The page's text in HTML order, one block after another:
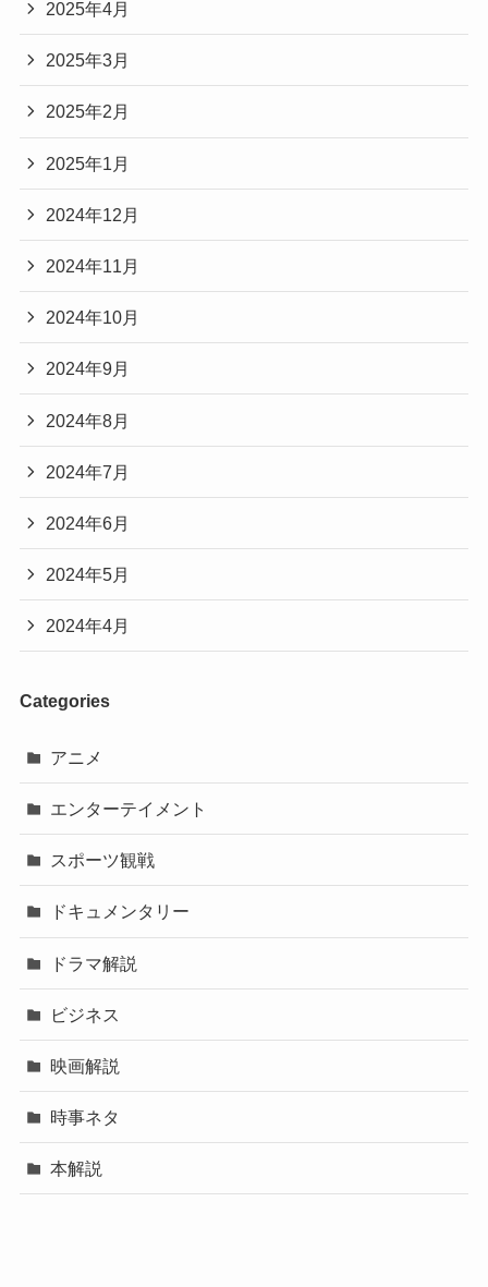
2025年4月
2025年3月
2025年2月
2025年1月
2024年12月
2024年11月
2024年10月
2024年9月
2024年8月
2024年7月
2024年6月
2024年5月
2024年4月
Categories
アニメ
エンターテイメント
スポーツ観戦
ドキュメンタリー
ドラマ解説
ビジネス
映画解説
時事ネタ
本解説